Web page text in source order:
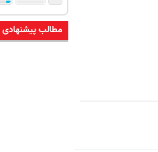
مطالب پیشنهادی